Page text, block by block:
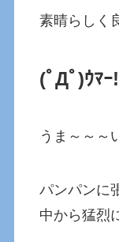
素晴らしく
(ﾟДﾟ)ｳﾏｰ
うま～～～
パンパンに
中から猛烈